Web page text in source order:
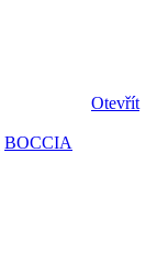
Otevřít
BOCCIA